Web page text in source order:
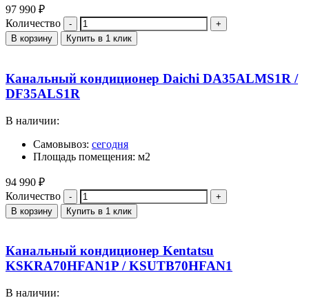
97 990 ₽
Количество
В корзину Купить в 1 клик
Канальный кондиционер Daichi DA35ALMS1R /
DF35ALS1R
В наличии:
Самовывоз: сегодня
Площадь помещения: м2
94 990 ₽
Количество
В корзину Купить в 1 клик
Канальный кондиционер Kentatsu
KSKRA70HFAN1P / KSUTB70HFAN1
В наличии: